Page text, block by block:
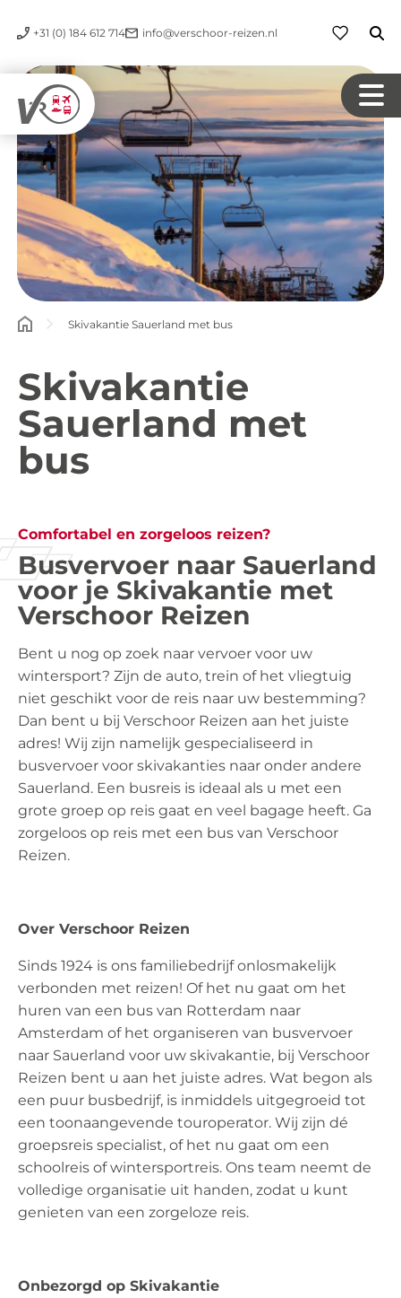
+31 (0) 184 612 714 info@verschoor-reizen.nl
Skivakantie Sauerland met bus
Skivakantie
Sauerland met
bus
Comfortabel en zorgeloos reizen?
Busvervoer naar Sauerland
voor je Skivakantie met
Verschoor Reizen
Bent u nog op zoek naar vervoer voor uw
wintersport? Zijn de auto, trein of het vliegtuig
niet geschikt voor de reis naar uw bestemming?
Dan bent u bij Verschoor Reizen aan het juiste
adres! Wij zijn namelijk gespecialiseerd in
busvervoer voor skivakanties naar onder andere
Sauerland. Een busreis is ideaal als u met een
grote groep op reis gaat en veel bagage heeft. Ga
zorgeloos op reis met een bus van Verschoor
Reizen.
Over Verschoor Reizen
Sinds 1924 is ons familiebedrijf onlosmakelijk
verbonden met reizen! Of het nu gaat om het
huren van een bus van Rotterdam naar
Amsterdam of het organiseren van busvervoer
naar Sauerland voor uw skivakantie, bij Verschoor
Reizen bent u aan het juiste adres. Wat begon als
een puur busbedrijf, is inmiddels uitgegroeid tot
een toonaangevende touroperator. Wij zijn dé
groepsreis specialist, of het nu gaat om een
schoolreis of wintersportreis. Ons team neemt de
volledige organisatie uit handen, zodat u kunt
genieten van een zorgeloze reis.
Onbezorgd op Skivakantie